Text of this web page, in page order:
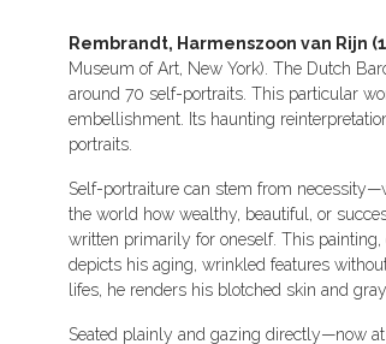
Rembrandt, Harmenszoon van Rijn
Museum of Art, New York). The Dutch
around 70 self-portraits. This particular
embellishment. Its haunting
portraits.
Self-portraiture can stem from
the world how wealthy, beautiful, or
written primarily for oneself. This
depicts his aging, wrinkled features
lifes, he renders his blotched skin and
Seated plainly and gazing directly—now